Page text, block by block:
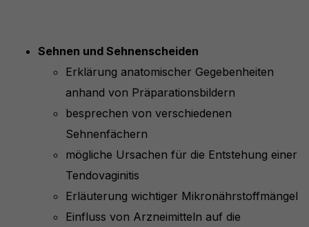
Sehnen und Sehnenscheiden
Erklärung anatomischer Gegebenheiten
anhand von Präparationsbildern
besprechen von verschiedenen
Sehnenfächern
mögliche Ursachen für die Entstehung einer
Tendovaginitis
Erläuterung wichtiger Mikronährstoffmängel
Einfluss von Arzneimitteln auf die